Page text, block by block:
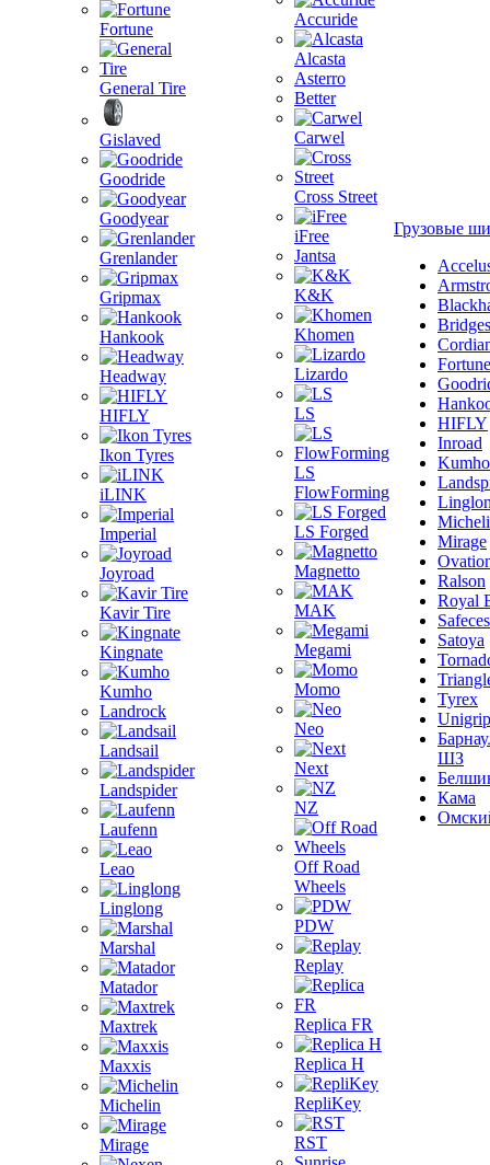
Fortune
General Tire
Gislaved
Goodride
Goodyear
Grenlander
Gripmax
Hankook
Headway
HIFLY
Ikon Tyres
iLINK
Imperial
Joyroad
Kavir Tire
Kingnate
Kumho
Landrock
Landsail
Landspider
Laufenn
Leao
Linglong
Marshal
Matador
Maxtrek
Maxxis
Michelin
Mirage
Accuride
Alcasta
Asterro
Better
Carwel
Cross Street
iFree
Jantsa
K&K
Khomen
Lizardo
LS
LS
FlowForming
LS Forged
Magnetto
MAK
Megami
Momo
Neo
Next
NZ
Off Road
Wheels
PDW
Replay
Replica FR
Replica H
RepliKey
RST
Грузовые
Fortune
HIFLY
Inroad
Kumho
Mirage
Ralson
Royal
Satoya
Tyrex
Unigrip
ШЗ
Кама